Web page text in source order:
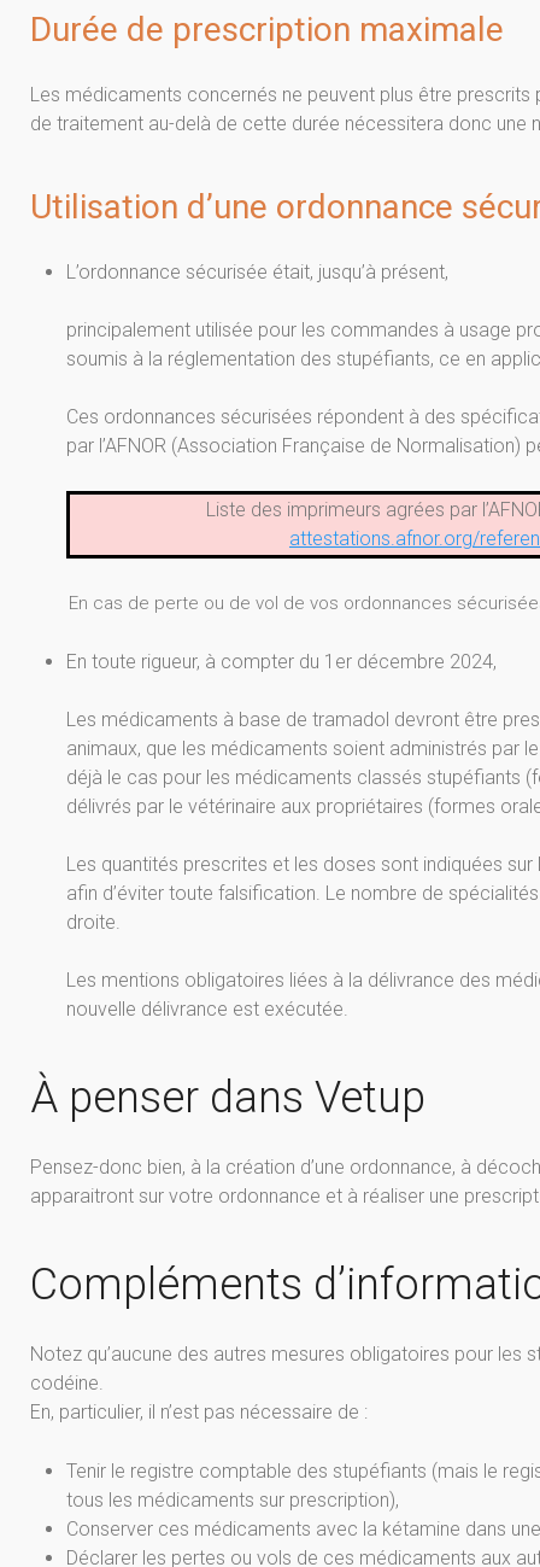
Durée de prescription maximale
Les médicaments concernés ne peuvent plus être
de traitement au-delà de cette durée nécessitera donc une
Utilisation d’une ordonnance
L’ordonnance sécurisée était, jusqu’à présent,
principalement utilisée pour les commandes à usage
soumis à la réglementation des stupéfiants, ce en
Ces ordonnances sécurisées répondent à des
par l’AFNOR (Association Française de
Liste des imprimeurs agrées par
attestations.afnor.org/
En cas de perte ou de vol de vos ordonnances
En toute rigueur, à compter du 1er décembre 2024,
Les médicaments à base de tramadol devront être
animaux, que les médicaments soient administrés par
déjà le cas pour les médicaments classés stupéfiants
délivrés par le vétérinaire aux propriétaires (formes
Les quantités prescrites et les doses sont indiquées
afin d’éviter toute falsification. Le nombre de
droite.
Les mentions obligatoires liées à la délivrance des
nouvelle délivrance est exécutée.
À penser dans Vetup
Pensez-donc bien, à la création d’une ordonnance, à
apparaitront sur votre ordonnance et à réaliser une
Compléments
Notez qu’aucune des autres mesures obligatoires pour
codéine.
En, particulier, il n’est pas nécessaire de :
Tenir le registre comptable des stupéfiants (mais le
tous les médicaments sur prescription),
Conserver ces médicaments avec la kétamine dans
Déclarer les pertes ou vols de ces médicaments aux